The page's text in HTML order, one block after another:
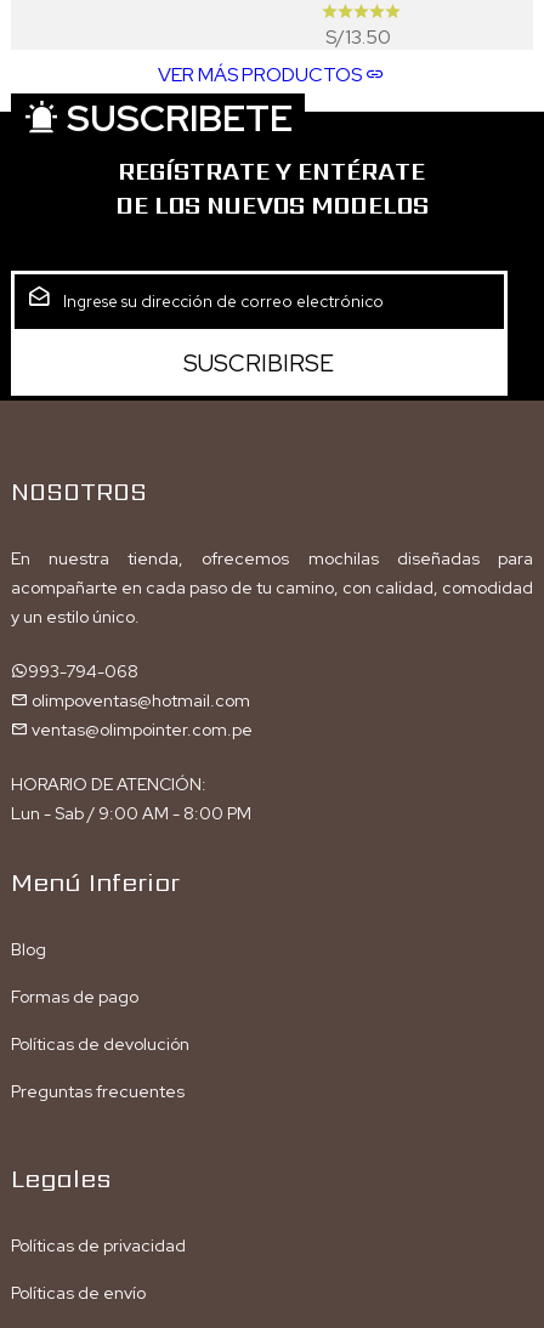
S/13.50
VER MÁS PRODUCTOS
SUSCRIBETE
REGÍSTRATE Y ENTÉRATE
DE LOS NUEVOS MODELOS
NOSOTROS
En nuestra tienda, ofrecemos mochilas diseñadas para
acompañarte en cada paso de tu camino, con calidad, comodidad
y un estilo único.
993-794-068
olimpoventas@hotmail.com
ventas@olimpointer.com.pe
HORARIO DE ATENCIÓN:
Lun - Sab / 9:00 AM - 8:00 PM
Menú Inferior
Blog
Formas de pago
Políticas de devolución
Preguntas frecuentes
Legales
Políticas de privacidad
Políticas de envío